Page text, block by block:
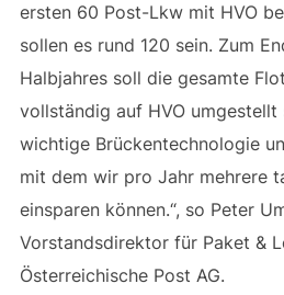
ersten 60 Post-Lkw mit HVO
sollen es rund 120 sein. Zum
Halbjahres soll die gesamte
vollständig auf HVO umgestellt
wichtige Brückentechnologie
mit dem wir pro Jahr mehrere
einsparen können.“, so Peter
Vorstandsdirektor für Paket &
Österreichische Post AG.